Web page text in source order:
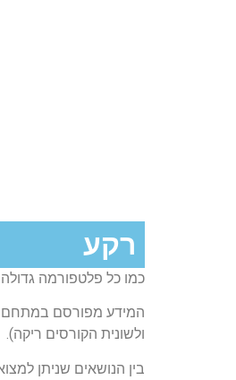
רקע
כמו כל פלטפורמה
המידע מפורסם במתחם
ולשונית הקורסים ריקה).
בין הנושאים שניתן